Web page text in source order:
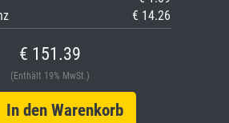
€ 14.26
€ 151.39
(Enthält 19% MwSt.)
den Warenkorb